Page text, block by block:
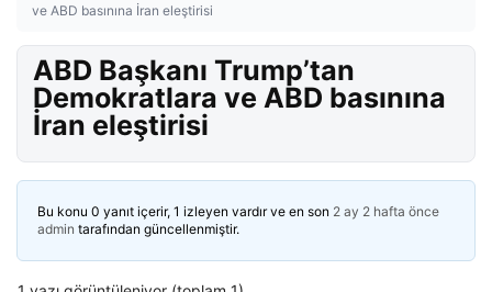
ve ABD basınına İran eleştirisi
ABD Başkanı Trump’tan
Demokratlara ve ABD basınına
İran eleştirisi
Bu konu 0 yanıt içerir, 1 izleyen vardır ve en son 2 ay 2 hafta önce
admin tarafından güncellenmiştir.